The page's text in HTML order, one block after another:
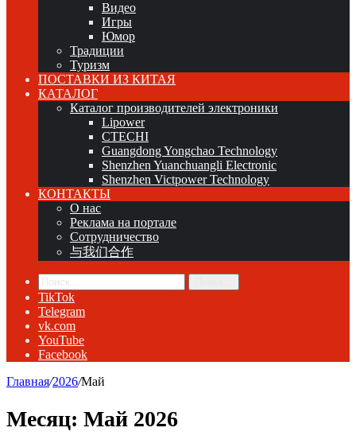
Видео
Игры
Юмор
Традиции
Туризм
ПОСТАВКИ ИЗ КИТАЯ
КАТАЛОГ
Каталог производителей электроники
Lipower
CTECHI
Guangdong Yongchao Technology
Shenzhen Yuanchuangli Electronic
Shenzhen Victpower Technology
КОНТАКТЫ
О нас
Реклама на портале
Сотрудничество
与我们合作
TikTok
Telegram
vk.com
YouTube
Facebook
Главная/2026/Май
Месяц: Май 2026